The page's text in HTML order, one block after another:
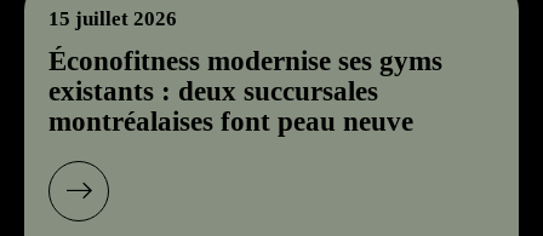
Éconofitness modernise ses gyms
existants : deux succursales
montréalaises font peau neuve
15 juillet 2026